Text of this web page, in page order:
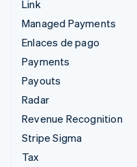
Link
Managed Payments
Enlaces de pago
Payments
Payouts
Radar
Revenue Recognition
Stripe Sigma
Tax